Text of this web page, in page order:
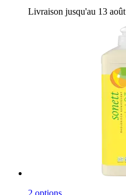
Livraison jusqu'au 13 août
2 options